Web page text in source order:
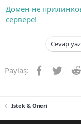
Домен не
сервере!
Cevap
Paylaş: Facebook
Twitter
Istek & Öneri